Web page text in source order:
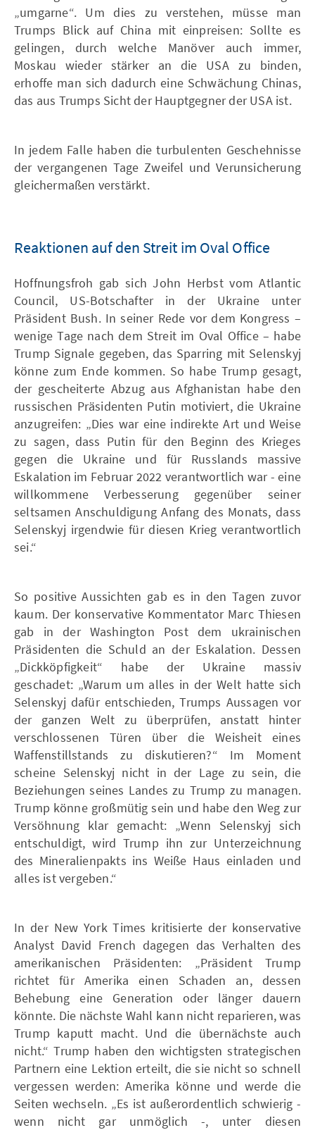
„umgarne“. Um dies zu verstehen, müsse man
Trumps Blick auf China mit einpreisen: Sollte es
gelingen, durch welche Manöver auch immer,
Moskau wieder stärker an die USA zu binden,
erhoffe man sich dadurch eine Schwächung Chinas,
das aus Trumps Sicht der Hauptgegner der USA ist.
In jedem Falle haben die turbulenten Geschehnisse
der vergangenen Tage Zweifel und Verunsicherung
gleichermaßen verstärkt.
Reaktionen auf den Streit im Oval Office
Hoffnungsfroh gab sich John Herbst vom Atlantic
Council, US-Botschafter in der Ukraine unter
Präsident Bush. In seiner Rede vor dem Kongress –
wenige Tage nach dem Streit im Oval Office – habe
Trump Signale gegeben, das Sparring mit Selenskyj
könne zum Ende kommen. So habe Trump gesagt,
der gescheiterte Abzug aus Afghanistan habe den
russischen Präsidenten Putin motiviert, die Ukraine
anzugreifen: „Dies war eine indirekte Art und Weise
zu sagen, dass Putin für den Beginn des Krieges
gegen die Ukraine und für Russlands massive
Eskalation im Februar 2022 verantwortlich war - eine
willkommene Verbesserung gegenüber seiner
seltsamen Anschuldigung Anfang des Monats, dass
Selenskyj irgendwie für diesen Krieg verantwortlich
sei.“
So positive Aussichten gab es in den Tagen zuvor
kaum. Der konservative Kommentator Marc Thiesen
gab in der Washington Post dem ukrainischen
Präsidenten die Schuld an der Eskalation. Dessen
„Dickköpfigkeit“ habe der Ukraine massiv
geschadet: „Warum um alles in der Welt hatte sich
Selenskyj dafür entschieden, Trumps Aussagen vor
der ganzen Welt zu überprüfen, anstatt hinter
verschlossenen Türen über die Weisheit eines
Waffenstillstands zu diskutieren?“ Im Moment
scheine Selenskyj nicht in der Lage zu sein, die
Beziehungen seines Landes zu Trump zu managen.
Trump könne großmütig sein und habe den Weg zur
Versöhnung klar gemacht: „Wenn Selenskyj sich
entschuldigt, wird Trump ihn zur Unterzeichnung
des Mineralienpakts ins Weiße Haus einladen und
alles ist vergeben.“
In der New York Times kritisierte der konservative
Analyst David French dagegen das Verhalten des
amerikanischen Präsidenten: „Präsident Trump
richtet für Amerika einen Schaden an, dessen
Behebung eine Generation oder länger dauern
könnte. Die nächste Wahl kann nicht reparieren, was
Trump kaputt macht. Und die übernächste auch
nicht.“ Trump haben den wichtigsten strategischen
Partnern eine Lektion erteilt, die sie nicht so schnell
vergessen werden: Amerika könne und werde die
Seiten wechseln. „Es ist außerordentlich schwierig -
wenn nicht gar unmöglich -, unter diesen